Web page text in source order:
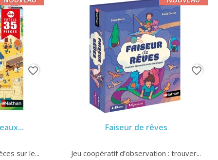
sur le...
favorite_border
Faiseur de rêves
Jeu coopératif d’observation : trouver...
favorite_border